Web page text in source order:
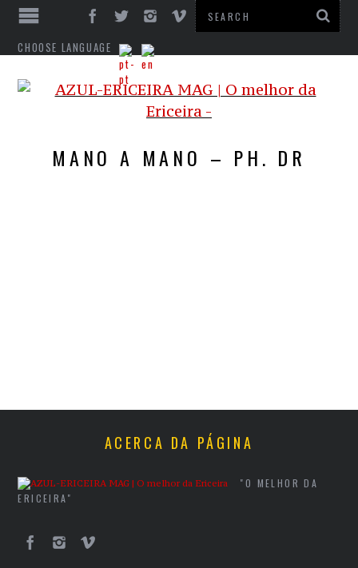
CHOOSE LANGUAGE
MANO A MANO – PH. DR
ACERCA DA PÁGINA
"O MELHOR DA
ERICEIRA"